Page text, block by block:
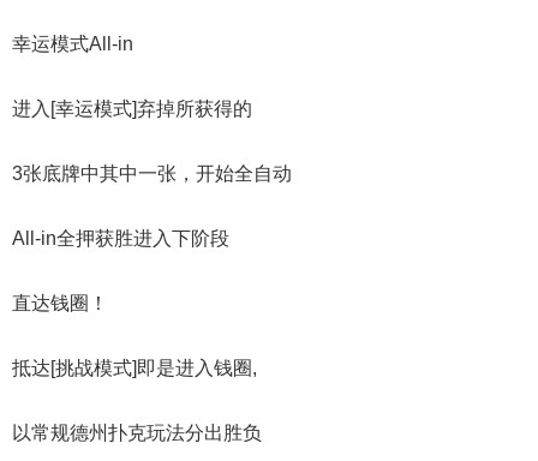
幸运模式All-in
进入[幸运模式]弃掉所获得的
3张底牌中其中一张，开始全自动
All-in全押获胜进入下阶段
直达钱圈！
抵达[挑战模式]即是进入钱圈,
以常规德州扑克玩法分出胜负